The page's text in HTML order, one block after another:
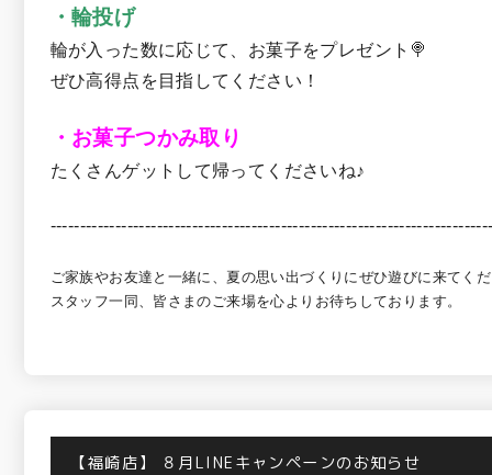
・輪投げ
輪が入った数に応じて、お菓子をプレゼント🍭
ぜひ高得点を目指してください！
・お菓子つかみ取り
たくさんゲットして帰ってくださいね♪
ご家族やお友達と一緒に、夏の思い出づくりにぜひ遊びに来てく
スタッフ一同、皆さまのご来場を心よりお待ちしております。
【福崎店】 ８月LINEキャンペーンのお知らせ